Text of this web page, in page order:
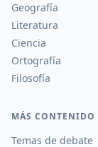
Geografía
Literatura
Ciencia
Ortografía
Filosofía
MÁS CONTENIDO
Temas de debate